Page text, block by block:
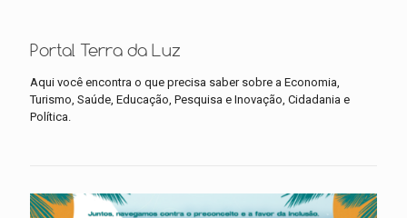
Portal Terra da Luz
Aqui você encontra o que precisa saber sobre a Economia,
Turismo, Saúde, Educação, Pesquisa e Inovação, Cidadania e
Política.